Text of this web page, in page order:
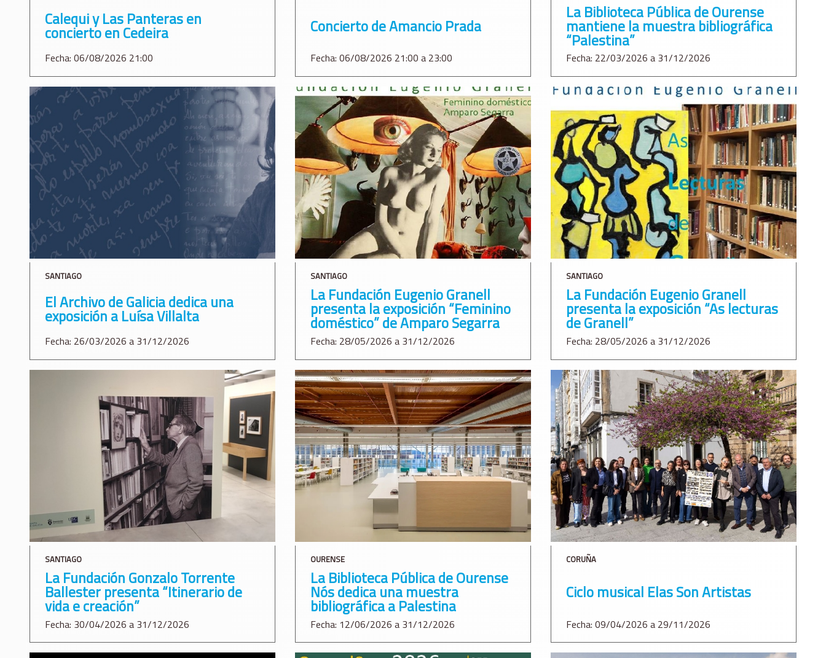
Calequi y Las Panteras en
concierto en Cedeira
Fecha: 06/08/2026 21:00
Concierto de Amancio Prada
Fecha: 06/08/2026 21:00 a 23:00
La Biblioteca Pública de Ourense
mantiene la muestra bibliográfica
“Palestina”
Fecha: 22/03/2026 a 31/12/2026
SANTIAGO
El Archivo de Galicia dedica una
exposición a Luísa Villalta
Fecha: 26/03/2026 a 31/12/2026
SANTIAGO
La Fundación Eugenio Granell
presenta la exposición “Feminino
doméstico” de Amparo Segarra
Fecha: 28/05/2026 a 31/12/2026
SANTIAGO
La Fundación Eugenio Granell
presenta la exposición “As lecturas
de Granell”
Fecha: 28/05/2026 a 31/12/2026
SANTIAGO
La Fundación Gonzalo Torrente
Ballester presenta “Itinerario de
vida e creación”
Fecha: 30/04/2026 a 31/12/2026
OURENSE
La Biblioteca Pública de Ourense
Nós dedica una muestra
bibliográfica a Palestina
Fecha: 12/06/2026 a 31/12/2026
CORUÑA
Ciclo musical Elas Son Artistas
Fecha: 09/04/2026 a 29/11/2026